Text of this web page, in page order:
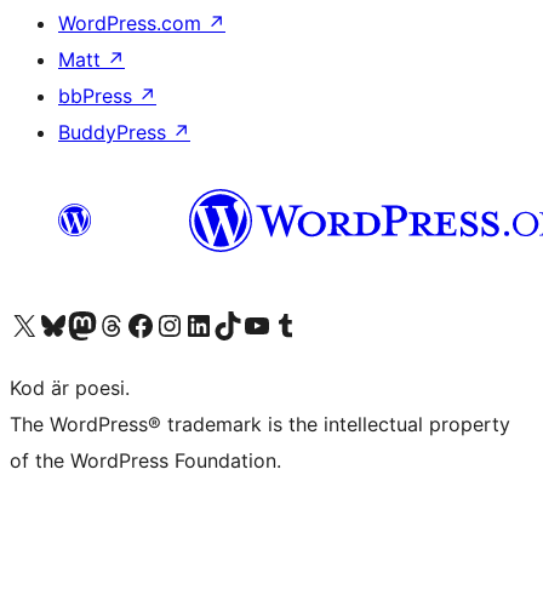
WordPress.com ↗
Matt ↗
bbPress ↗
BuddyPress ↗
Besök vår X-konto (f.d. Twitter)
Besök vårt Bluesky-konto
Besök vårt Mastodon-konto
Besök vårt Thread-konto
Besök vår Facebook-sidaBesök vårt Instagram-konto
Besök vårt LinkedIn-konto
Besök vårt TikTok-konto
Besök vår YouTube-kanalBesök vårt Tumblr-konto
Kod är poesi.
The WordPress® trademark is the intellectual property
of the WordPress Foundation.